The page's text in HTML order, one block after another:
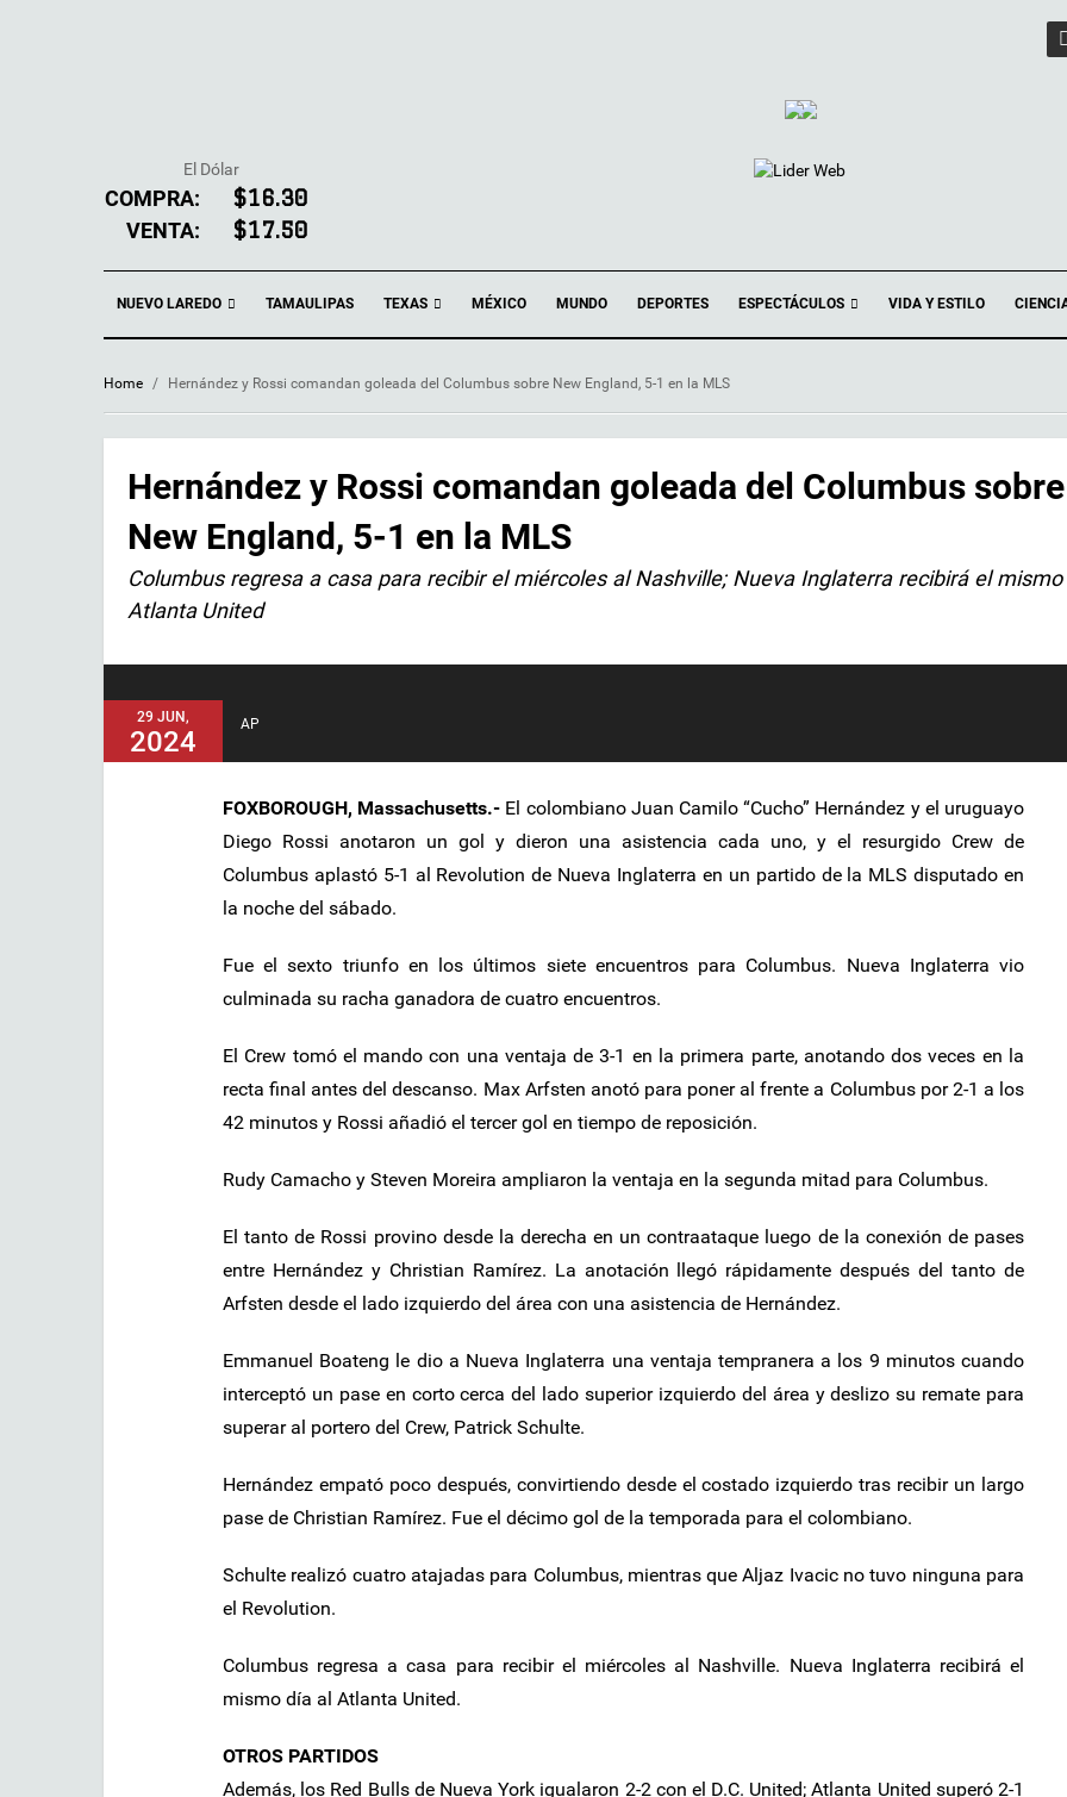
El Dólar
COMPRA: $16.30
VENTA: $17.50
NUEVO LAREDO TAMAULIPAS TEXAS MÉXICO MUNDO DEPORTES ESPECTÁCULOS VIDA Y ESTILO
Home / Hernández y Rossi comandan goleada del Columbus sobre New England, 5-1 en la MLS
Hernández y Rossi comandan goleada del Columbus sobre
New England, 5-1 en la MLS
Columbus regresa a casa para recibir el miércoles al Nashville; Nueva Inglaterra recibirá el
Atlanta United
29 JUN,
2024
AP
FOXBOROUGH, Massachusetts.- El colombiano Juan Camilo “Cucho” Hernández y el uruguayo
Diego Rossi anotaron un gol y dieron una asistencia cada uno, y el resurgido Crew de
Columbus aplastó 5-1 al Revolution de Nueva Inglaterra en un partido de la MLS disputado en
la noche del sábado.
Fue el sexto triunfo en los últimos siete encuentros para Columbus. Nueva Inglaterra vio
culminada su racha ganadora de cuatro encuentros.
El Crew tomó el mando con una ventaja de 3-1 en la primera parte, anotando dos veces en la
recta final antes del descanso. Max Arfsten anotó para poner al frente a Columbus por 2-1 a los
42 minutos y Rossi añadió el tercer gol en tiempo de reposición.
Rudy Camacho y Steven Moreira ampliaron la ventaja en la segunda mitad para Columbus.
El tanto de Rossi provino desde la derecha en un contraataque luego de la conexión de pases
entre Hernández y Christian Ramírez. La anotación llegó rápidamente después del tanto de
Arfsten desde el lado izquierdo del área con una asistencia de Hernández.
Emmanuel Boateng le dio a Nueva Inglaterra una ventaja tempranera a los 9 minutos cuando
interceptó un pase en corto cerca del lado superior izquierdo del área y deslizo su remate para
superar al portero del Crew, Patrick Schulte.
Hernández empató poco después, convirtiendo desde el costado izquierdo tras recibir un largo
pase de Christian Ramírez. Fue el décimo gol de la temporada para el colombiano.
Schulte realizó cuatro atajadas para Columbus, mientras que Aljaz Ivacic no tuvo ninguna para
el Revolution.
Columbus regresa a casa para recibir el miércoles al Nashville. Nueva Inglaterra recibirá el
mismo día al Atlanta United.
OTROS PARTIDOS
Además, los Red Bulls de Nueva York igualaron 2-2 con el D.C. United; Atlanta United superó 2-1